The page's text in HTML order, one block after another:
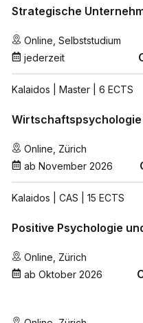
Strategische
Online Selbststudium
jederzeit
Kalaidos | Master | 6 ECTS
Wirtschaftspsychologie
Online Zürich
ab November 2026
Kalaidos | CAS | 15 ECTS
Positive Psychologie
Online Zürich
ab Oktober 2026